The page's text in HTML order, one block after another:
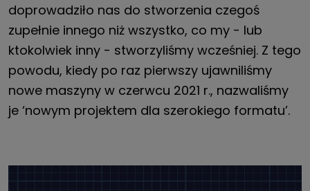
doprowadziło nas do stworzenia czegoś
zupełnie innego niż wszystko, co my - lub
ktokolwiek inny - stworzyliśmy wcześniej. Z tego
powodu, kiedy po raz pierwszy ujawniliśmy
nowe maszyny w czerwcu 2021 r., nazwaliśmy
je ‘nowym projektem dla szerokiego formatu’.